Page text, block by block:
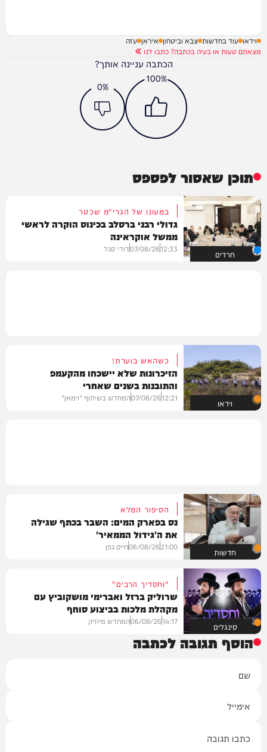
וידאו עוד בחדשות צבא וביטחון איראן עזה
מצאתם טעות או בעיה בכתבה? כתבו לנו
הכתבה עניינה אותך?
100%
0%
תוכן שאסור לפספס
חרדים
במעונו של הגרי"מ שכטר
גדולי רבני ברסלב בכינוס הוקרה לראשי
ממשל אוקראינה
12:33
07/08/26דודי סגל
וידאו
כשהאש בוערת!
הזיכרונות שלא יישכחו מהקעמפ
והתובנות בשנים שאחרי
12:21
07/08/26המחדש בשיתוף "וימאן"
חדשות
הסיפור המלא
נס בפארק המים: השבר בכתף שגילה
את ה'גידול הממאיר'
21:00
06/08/26חיים גפן
סינגלים
"וחסדיך הרבים"
שרוליק ברזל ואברימי מושקוביץ עם
מקהלת מלכות בביצוע סוחף
14:17
06/08/26המחדש מיוזיק
הוסף תגובה לכתבה